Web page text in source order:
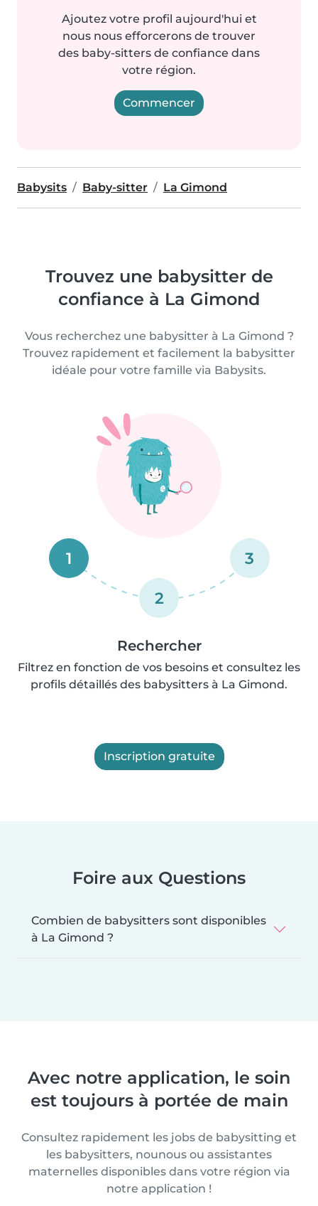
Ajoutez votre profil aujourd'hui et
nous nous efforcerons de trouver
des baby-sitters de confiance dans
votre région.
Commencer
Babysits Baby-sitter La Gimond
Trouvez une babysitter de
confiance à La Gimond
Vous recherchez une babysitter à La Gimond ?
Trouvez rapidement et facilement la babysitter
idéale pour votre famille via Babysits.
1
2
3
Rechercher
Filtrez en fonction de vos besoins et consultez les
profils détaillés des babysitters à La Gimond.
Inscription gratuite
Foire aux Questions
Combien de babysitters sont disponibles
à La Gimond ?
Avec notre application, le soin
est toujours à portée de main
Consultez rapidement les jobs de babysitting et
les babysitters, nounous ou assistantes
maternelles disponibles dans votre région via
notre application !